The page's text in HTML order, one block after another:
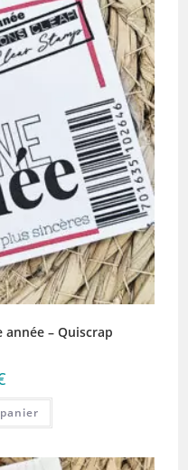
année – Quiscrap